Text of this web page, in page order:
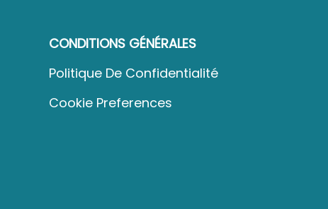
CONDITIONS GÉNÉRALES
Politique De Confidentialité
Cookie Preferences